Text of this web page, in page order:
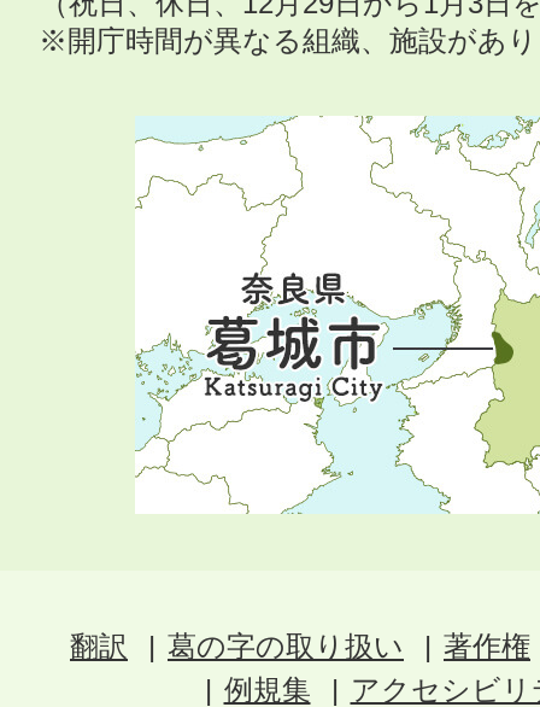
※開庁時間が異なる組織、施設があ
翻訳 葛の字の取り扱い
著作権
例規集
アクセシビ